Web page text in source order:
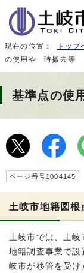
現在の位置： トップ
の使用や一時撤去等
基準点の使
ページ番号1004145
土岐市地籍図根
土岐市では、土
地籍調査事業で設
岐市が移管を受け